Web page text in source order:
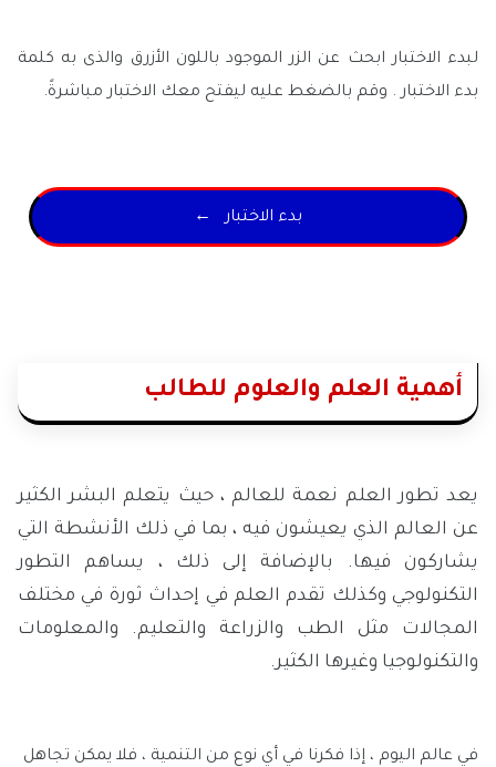
لبدء الاختبار ابحث عن الزر الموجود باللون الأزرق والذى به كلمة
بدء الاختبار . وقم بالضغط عليه ليفتح معك الاختبار مباشرةً.
← بدء الاختبار
أهمية العلم والعلوم للطالب
يعد تطور العلم نعمة للعالم ، حيث يتعلم البشر الكثير
عن العالم الذي يعيشون فيه ، بما في ذلك الأنشطة التي
يشاركون فيها. بالإضافة إلى ذلك ، يساهم التطور
التكنولوجي وكذلك تقدم العلم في إحداث ثورة في مختلف
المجالات مثل الطب والزراعة والتعليم. والمعلومات
والتكنولوجيا وغيرها الكثير.
في عالم اليوم ، إذا فكرنا في أي نوع من التنمية ، فلا يمكن تجاهل